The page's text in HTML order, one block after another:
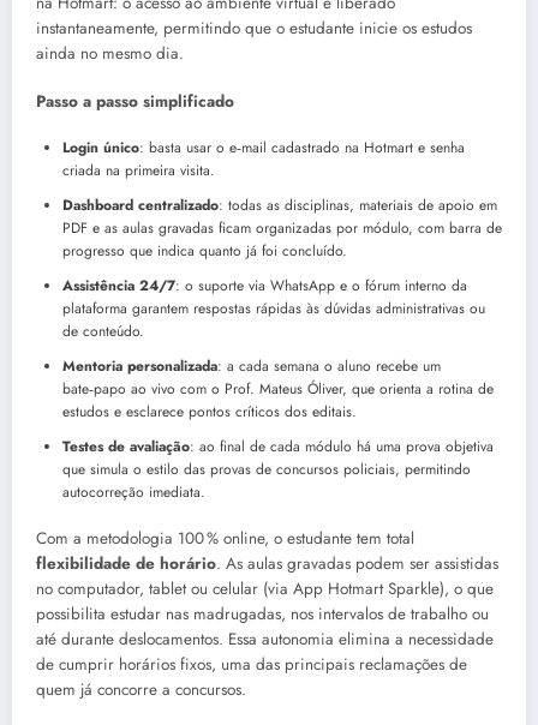
instantaneamente, permitindo que o estudante inicie os estudos
ainda no mesmo dia.
Passo a passo simplificado
Login único: basta usar o e‑mail cadastrado na Hotmart e senha
criada na primeira visita.
Dashboard centralizado: todas as disciplinas, materiais de apoio em
PDF e as aulas gravadas ficam organizadas por módulo, com barra de
progresso que indica quanto já foi concluído.
Assistência 24/7: o suporte via WhatsApp e o fórum interno da
plataforma garantem respostas rápidas às dúvidas administrativas ou
de conteúdo.
Mentoria personalizada: a cada semana o aluno recebe um
bate‑papo ao vivo com o Prof. Mateus Óliver, que orienta a rotina de
estudos e esclarece pontos críticos dos editais.
Testes de avaliação: ao final de cada módulo há uma prova objetiva
que simula o estilo das provas de concursos policiais, permitindo
autocorreção imediata.
Com a metodologia 100 % online, o estudante tem total
flexibilidade de horário. As aulas gravadas podem ser assistidas
no computador, tablet ou celular (via App Hotmart Sparkle), o que
possibilita estudar nas madrugadas, nos intervalos de trabalho ou
até durante deslocamentos. Essa autonomia elimina a necessidade
de cumprir horários fixos, uma das principais reclamações de
quem já concorre a concursos.